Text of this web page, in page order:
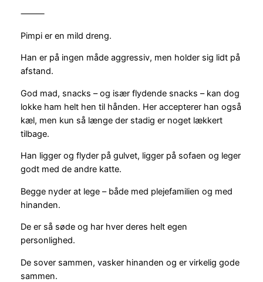
⸻
Pimpi er en mild dreng.
Han er på ingen måde aggressiv, men holder sig lidt på
afstand.
God mad, snacks – og især flydende snacks – kan dog
lokke ham helt hen til hånden. Her accepterer han også
kæl, men kun så længe der stadig er noget lækkert
tilbage.
Han ligger og flyder på gulvet, ligger på sofaen og leger
godt med de andre katte.
Begge nyder at lege – både med plejefamilien og med
hinanden.
De er så søde og har hver deres helt egen
personlighed.
De sover sammen, vasker hinanden og er virkelig gode
sammen.